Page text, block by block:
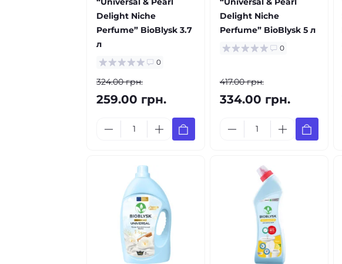
Delight Niche
Perfume” BioBlysk 3.7
л
0
324.00 грн.
259.00 грн.
Delight Niche
Perfume” BioBlysk 5 л
0
417.00 грн.
334.00 грн.